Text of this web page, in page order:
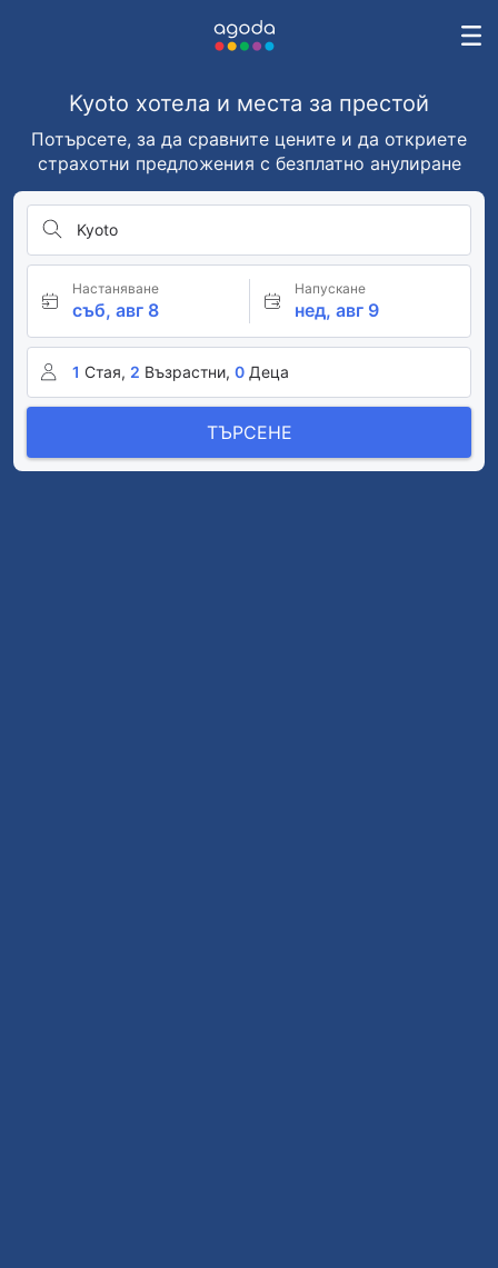
Kyoto хотела и места за престой
Потърсете, за да сравните цените и да откриете
страхотни предложения с безплатно анулиране
Kyoto
Настаняване
съб, авг 8
Напускане
нед, авг 9
1 Стая, 2 Възрастни, 0 Деца
ТЪРСЕНЕ